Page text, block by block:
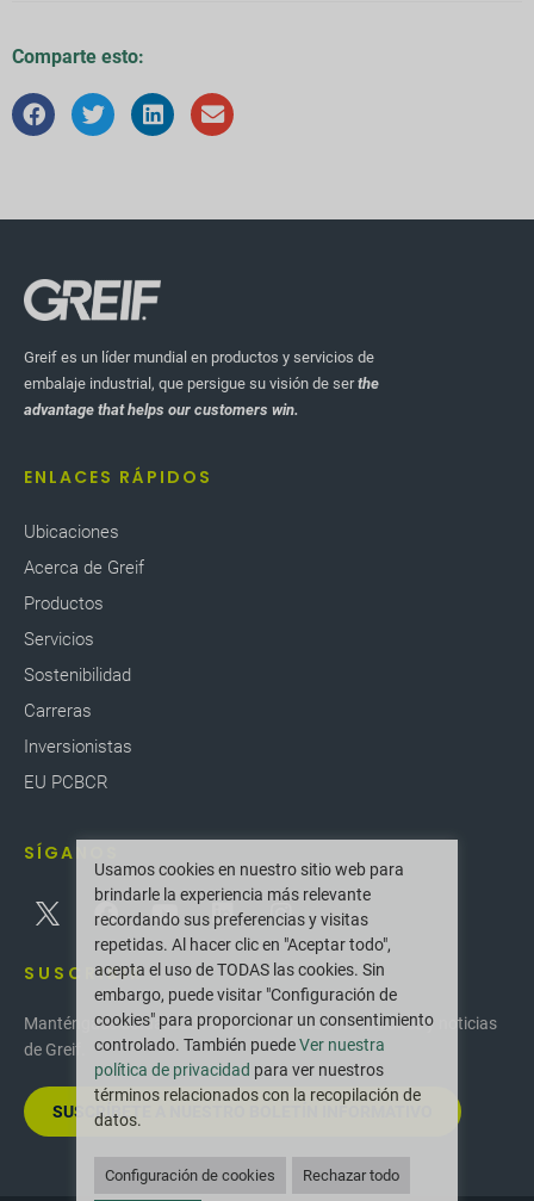
Comparte esto:
Greif es un líder mundial en productos y servicios de
embalaje industrial, que persigue su visión de serthe
advantage that helps our customers win.
ENLACES RÁPIDOS
Ubicaciones
Acerca de Greif
Productos
Servicios
Sostenibilidad
Carreras
Inversionistas
EU PCBCR
SÍGANOS
SUSCRIBIR
Manténgase actualizado con las últimas innovaciones y noticias
de Greif.
SUSCRÍBETE A NUESTRO BOLETÍN INFORMATIVO
Usamos cookies en nuestro sitio web para
brindarle la experiencia más relevante
recordando sus preferencias y visitas
repetidas. Al hacer clic en "Aceptar todo",
acepta el uso de TODAS las cookies. Sin
embargo, puede visitar "Configuración de
cookies" para proporcionar un consentimiento
controlado. También puedeVer nuestra
política de privacidad para ver nuestros
términos relacionados con la recopilación de
datos.
Configuración de cookies Rechazar todo